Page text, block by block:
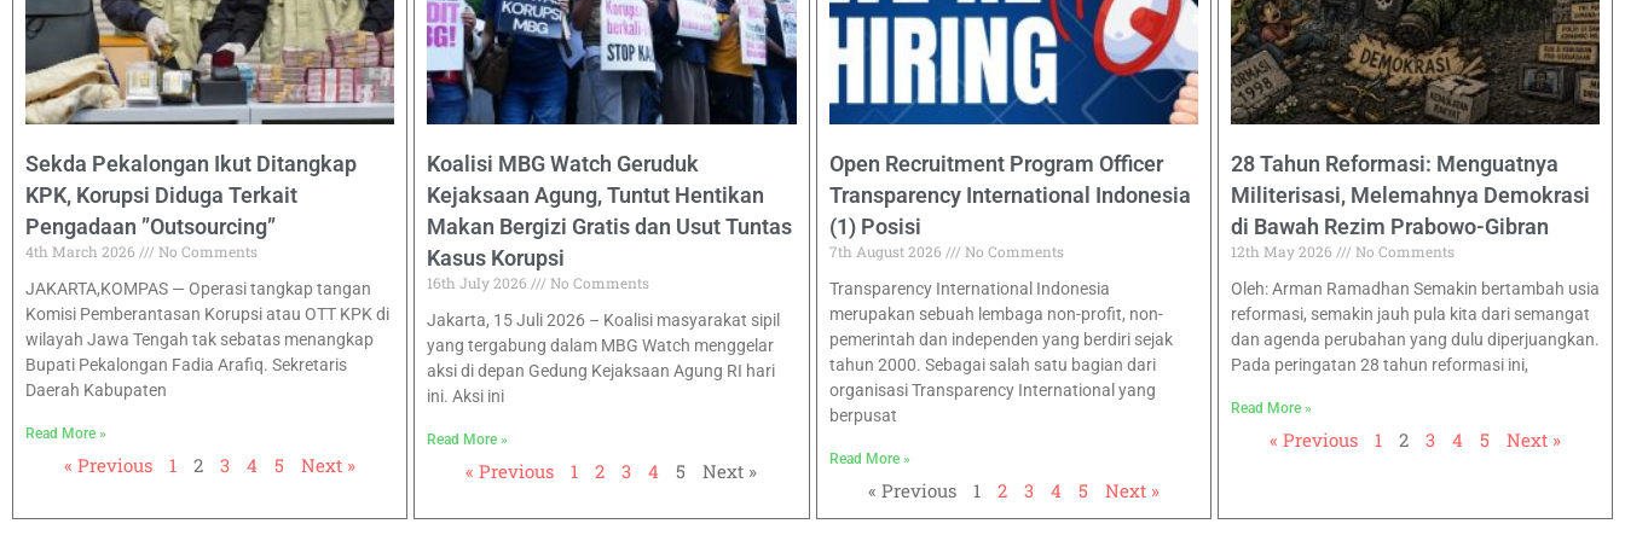
Sekda Pekalongan Ikut Ditangkap
KPK, Korupsi Diduga Terkait
Pengadaan ”Outsourcing”
4th March 2026
No Comments
JAKARTA,KOMPAS — Operasi tangkap tangan
Komisi Pemberantasan Korupsi atau OTT KPK di
wilayah Jawa Tengah tak sebatas menangkap
Bupati Pekalongan Fadia Arafiq. Sekretaris
Daerah Kabupaten
Read More »
« Previous 1 2 3 4 5 Next »
Koalisi MBG Watch Geruduk
Kejaksaan Agung, Tuntut Hentikan
Makan Bergizi Gratis dan Usut Tuntas
Kasus Korupsi
16th July 2026
No Comments
Jakarta, 15 Juli 2026 – Koalisi masyarakat sipil
yang tergabung dalam MBG Watch menggelar
aksi di depan Gedung Kejaksaan Agung RI hari
ini. Aksi ini
Read More »
« Previous 1 2 3 4 5 Next »
Open Recruitment Program Officer
Transparency International Indonesia
(1) Posisi
7th August 2026
No Comments
Transparency International Indonesia
merupakan sebuah lembaga non-profit, non-
pemerintah dan independen yang berdiri sejak
tahun 2000. Sebagai salah satu bagian dari
organisasi Transparency International yang
berpusat
Read More »
« Previous 1 2 3 4 5 Next »
28 Tahun Reformasi: Menguatnya
Militerisasi, Melemahnya Demokrasi
di Bawah Rezim Prabowo-Gibran
12th May 2026
No Comments
Oleh: Arman Ramadhan Semakin bertambah usia
reformasi, semakin jauh pula kita dari semangat
dan agenda perubahan yang dulu diperjuangkan.
Pada peringatan 28 tahun reformasi ini,
Read More »
« Previous 1 2 3 4 5 Next »